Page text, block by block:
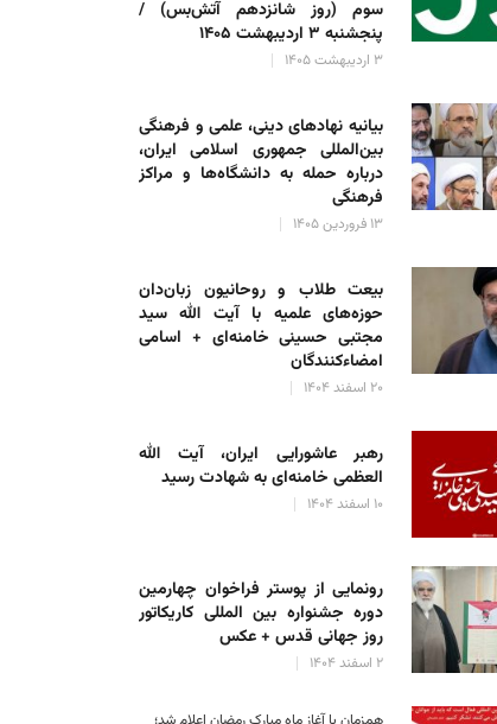
سوم (روز شانزدهم آتش‌بس) /
پنجشنبه ۳ اردیبهشت ۱۴۰۵
۳ اردیبهشت ۱۴۰۵
بیانیه نهادهای دینی، علمی و فرهنگی
بین‌المللی جمهوری اسلامی ایران،
درباره حمله به دانشگاه‌ها و مراکز
فرهنگی
۱۳ فروردین ۱۴۰۵
بیعت طلاب و روحانیون زبان‌دان
حوزه‌های علمیه با آیت الله سید
مجتبی حسینی خامنه‌ای + اسامی
امضاءکنندگان
۲۰ اسفند ۱۴۰۴
رهبر عاشورایی ایران، آیت الله
العظمی خامنه‌ای به شهادت رسید
۱۰ اسفند ۱۴۰۴
رونمایی از پوستر فراخوان چهارمین
دوره جشنواره بین المللی کاریکاتور
روز جهانی قدس + عکس
۲ اسفند ۱۴۰۴